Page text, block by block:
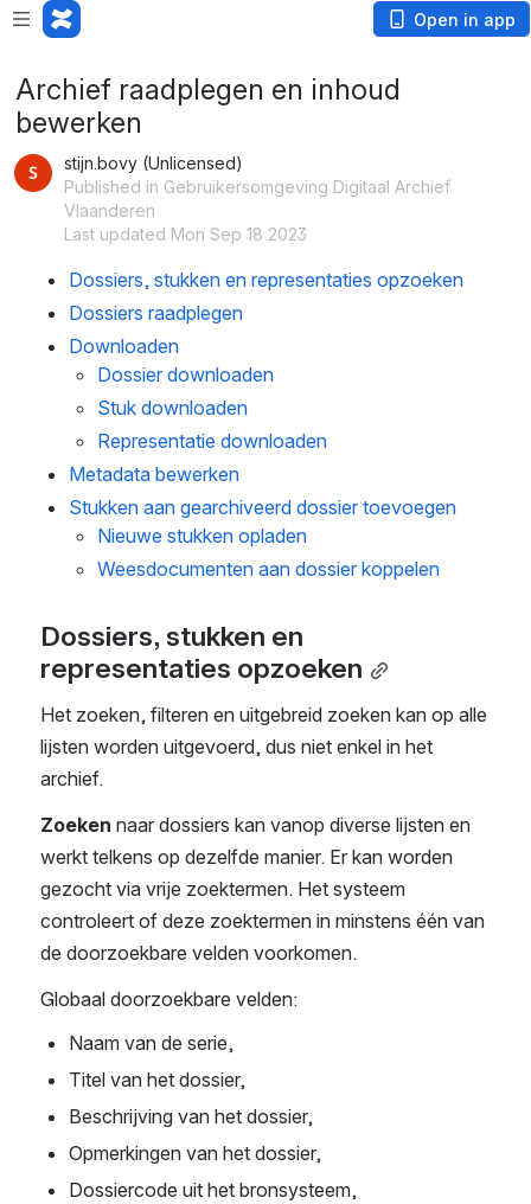
Open in app
Archief raadplegen en inhoud
bewerken
stijn.bovy (Unlicensed)
Published in Gebruikersomgeving Digitaal Archief
Vlaanderen
Last updated Mon Sep 18 2023
Dossiers, stukken en representaties opzoeken
Dossiers raadplegen
Downloaden
Dossier downloaden
Stuk downloaden
Representatie downloaden
Metadata bewerken
Stukken aan gearchiveerd dossier toevoegen
Nieuwe stukken opladen
Weesdocumenten aan dossier koppelen
Dossiers, stukken en
representaties opzoeken
Het zoeken, filteren en uitgebreid zoeken kan op alle
lijsten worden uitgevoerd, dus niet enkel in het
archief.
Zoeken naar dossiers kan vanop diverse lijsten en
werkt telkens op dezelfde manier. Er kan worden
gezocht via vrije zoektermen. Het systeem
controleert of deze zoektermen in minstens één van
de doorzoekbare velden voorkomen.
Globaal doorzoekbare velden:
Naam van de serie,
Titel van het dossier,
Beschrijving van het dossier,
Opmerkingen van het dossier,
Dossiercode uit het bronsysteem,